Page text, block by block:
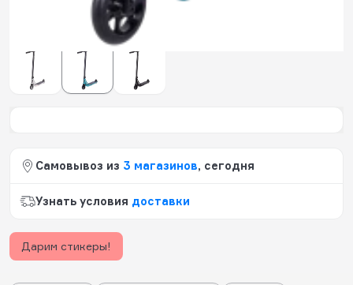
бирюзовый
Самовывоз из 3 магазинов, сегодня
Узнать условия доставки
Дарим стикеры!